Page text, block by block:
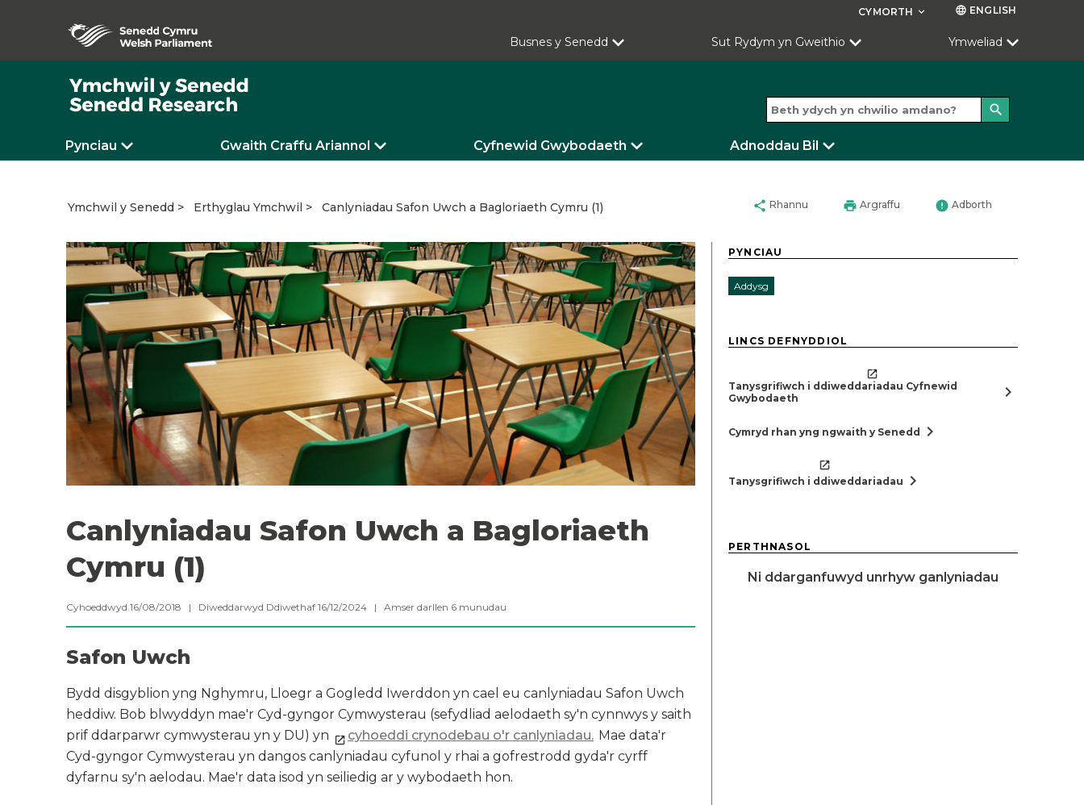
CYMORTH keyboard_arrow_down language ENGLISH
Busnes y Senedd Sut Rydym yn Gweithio Ymweliad
search
Pynciau Gwaith Craffu Ariannol Cyfnewid Gwybodaeth Adnoddau Bil
Ymchwil y Senedd Erthyglau Ymchwil Canlyniadau Safon Uwch a Bagloriaeth Cymru (1) share Rhannu print Argraffu error Adborth
Canlyniadau Safon Uwch a Bagloriaeth
Cymru (1)
Cyhoeddwyd 16/08/2018 | Diweddarwyd Ddiwethaf 16/12/2024 | Amser darllen 6 munudau
Safon Uwch
Bydd disgyblion yng Nghymru, Lloegr a Gogledd Iwerddon yn cael eu canlyniadau Safon Uwch
heddiw. Bob blwyddyn mae'r Cyd-gyngor Cymwysterau (sefydliad aelodaeth sy'n cynnwys y saith
prif ddarparwr cymwysterau yn y DU) yn
cyhoeddi crynodebau o'r canlyniadau. Mae data'r
Cyd-gyngor Cymwysterau yn dangos canlyniadau cyfunol y rhai a gofrestrodd gyda'r cyrff
dyfarnu sy'n aelodau. Mae'r data isod yn seiliedig ar y wybodaeth hon.
PYNCIAU
Addysg
LINCS DEFNYDDIOL
Tanysgrifiwch i ddiweddariadau Cyfnewid
Gwybodaeth
chevron_right
Cymryd rhan yng ngwaith y Senedd chevron_right
Tanysgrifiwch i ddiweddariadau chevron_right
PERTHNASOL
Ni ddarganfuwyd unrhyw ganlyniadau